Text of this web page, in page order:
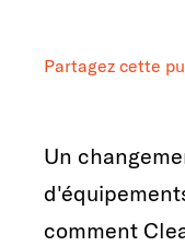
Partagez cette
Un
comment